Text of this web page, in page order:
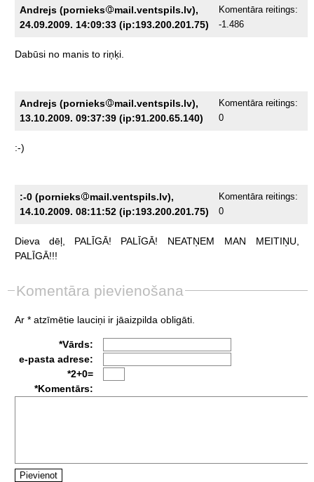
Andrejs (pornieks
mail.ventspils.lv),
24.09.2009. 14:09:33 (ip:193.200.201.75)
Komentāra reitings:
-1.486
Dabūsi no manis to riņķi.
Andrejs (pornieks
mail.ventspils.lv),
13.10.2009. 09:37:39 (ip:91.200.65.140)
Komentāra reitings:
0
:-)
:-0 (pornieks
mail.ventspils.lv),
14.10.2009. 08:11:52 (ip:193.200.201.75)
Komentāra reitings:
0
Dieva dēļ, PALĪGĀ! PALĪGĀ! NEATŅEM MAN
MEITIŅU,
PALĪGĀ!!!
Komentāra pievienošana
Ar * atzīmētie lauciņi ir jāaizpilda obligāti.
*Vārds:
e-pasta adrese:
*2+0=
*Komentārs: